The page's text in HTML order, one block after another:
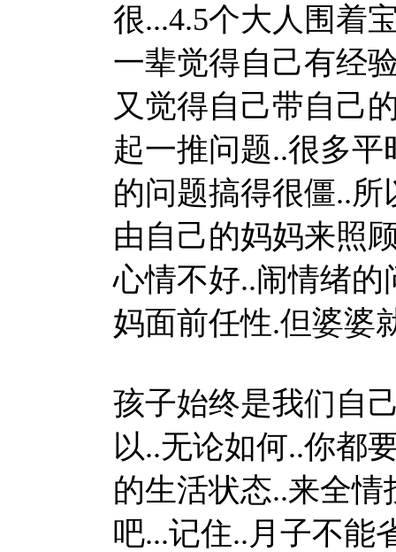
很...4.5个大人围着
一辈觉得自己有经
又觉得自己带自己
起一推问题..很多
的问题搞得很僵..
由自己的妈妈来照
心情不好..闹情绪
妈面前任性.但婆婆
孩子始终是我们自
以..无论如何..你都
的生活状态..来全
吧...记住..月子不能